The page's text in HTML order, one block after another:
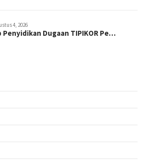
4, 2026
Penyidikan Dugaan TIPIKOR Pe…